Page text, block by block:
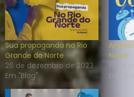
Sua propaganda no Rio
Grande do Norte
26 de dezembro de 2023
Em "Blog"
Norte
19 de